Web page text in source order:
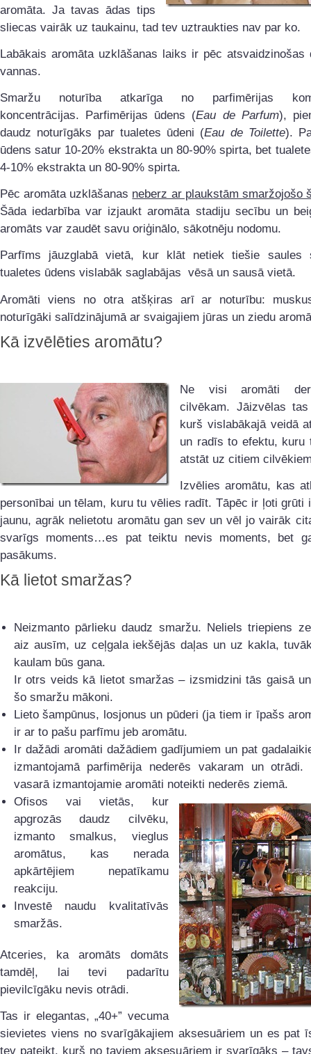
aromāta. Ja tavas ādas tips
sliecas vairāk uz taukainu, tad tev uztraukties nav par ko.
Labākais aromāta uzklāšanas laiks ir pēc atsvaidzinošas
vannas.
Smaržu noturība atkarīga no parfimērijas
koncentrācijas. Parfimērijas ūdens (Eau de Parfum),
daudz noturīgāks par tualetes ūdeni (Eau de Toilette).
ūdens satur 10-20% ekstrakta un 80-90% spirta, bet
4-10% ekstrakta un 80-90% spirta.
Pēc aromāta uzklāšanas neberz ar plaukstām smaržojošo
Šāda iedarbība var izjaukt aromāta stadiju secību un
aromāts var zaudēt savu oriģinālo, sākotnēju nodomu.
Parfīms jāuzglabā vietā, kur klāt netiek tiešie saules
tualetes ūdens vislabāk saglabājas vēsā un sausā vietā.
Aromāti viens no otra atšķiras arī ar noturību:
noturīgāki salīdzinājumā ar svaigajiem jūras un ziedu
Kā izvēlēties aromātu?
Ne visi aromāti
cilvēkam. Jāizvēlas
kurš vislabākajā veidā
un radīs to efektu, kuru
atstāt uz citiem
Izvēlies aromātu, kas
personībai un tēlam, kuru tu vēlies radīt. Tāpēc ir ļoti grūti
jaunu, agrāk nelietotu aromātu gan sev un vēl jo vairāk
svarīgs moments…es pat teiktu nevis moments, bet
pasākums.
Kā lietot smaržas?
Neizmanto pārlieku daudz smaržu. Neliels triepiens
aiz ausīm, uz ceļgala iekšējās daļas un uz kakla,
kaulam būs gana.
Ir otrs veids kā lietot smaržas – izsmidzini tās gaisā
šo smaržu mākoni.
Lieto šampūnus, losjonus un pūderi (ja tiem ir īpašs
ir ar to pašu parfīmu jeb aromātu.
Ir dažādi aromāti dažādiem gadījumiem un pat
izmantojamā parfimērija nederēs vakaram un otrādi.
vasarā izmantojamie aromāti noteikti nederēs ziemā.
Ofisos vai vietās, kur
apgrozās daudz cilvēku,
izmanto smalkus, vieglus
aromātus, kas nerada
apkārtējiem nepatīkamu
reakciju.
Investē naudu kvalitatīvās
smaržās.
Atceries, ka aromāts domāts
tamdēļ, lai tevi padarītu
pievilcīgāku nevis otrādi.
Tas ir elegantas, „40+” vecuma
sievietes viens no svarīgākajiem aksesuāriem un es pat
tev pateikt, kurš no taviem aksesuāriem ir svarīgāks –